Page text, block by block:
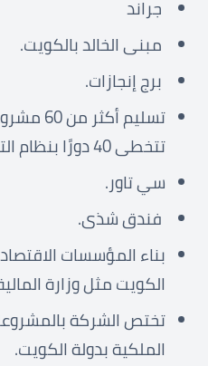
جراند
مبنى الخالد بالكويت.
برج إنجازات.
تتخطى 40 دورًا بنظام التسليم على المفتاح.
سي تاور.
فندق شذى.
بناء المؤسسات
الكويت مثل وزارة
تختص الشركة
الملكية بدولة الكويت.